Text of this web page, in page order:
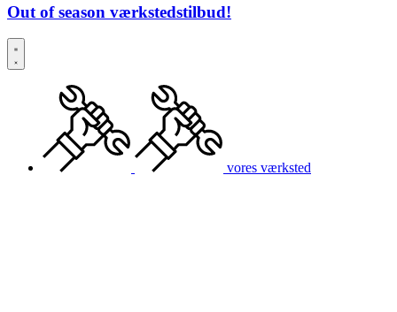
Out of season værkstedstilbud!
vores værksted